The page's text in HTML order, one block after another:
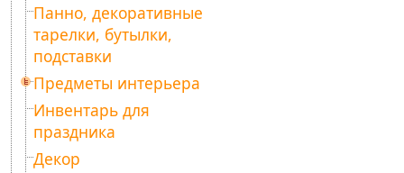
Панно, декоративные
тарелки, бутылки,
подставки
Предметы интерьера
Инвентарь для
праздника
Декор